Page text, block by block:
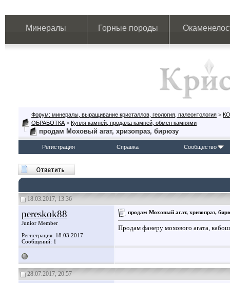
Минералы Горные породы
Форум: минералы, выращивание кристаллов, геология, палеонтология >
ОБРАБОТКА > Купля камней, продажа камней, обмен камнями
продам Моховый агат, хризопраз, бирюзу
Регистрация Справка Сообщество
18.03.2017, 13:36
pereskok88
Junior Member
Регистрация: 18.03.2017
Сообщений: 1
продам Моховый агат, хризопраз,
Продам фанеру мохового агата,
28.07.2017, 20:57